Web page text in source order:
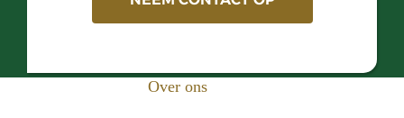
Over ons